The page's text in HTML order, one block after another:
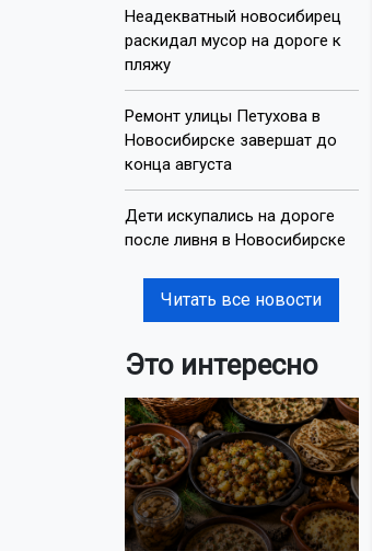
Неадекватный новосибирец
раскидал мусор на дороге к
пляжу
Ремонт улицы Петухова в
Новосибирске завершат до
конца августа
Дети искупались на дороге
после ливня в Новосибирске
Читать все новости
Это интересно